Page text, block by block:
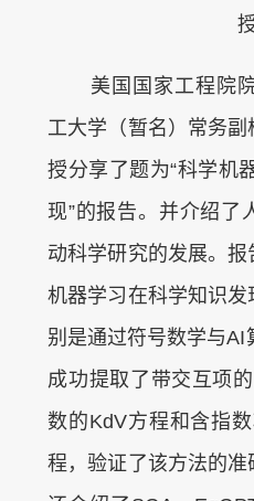
美国国家工程院
工大学（暂名）常务
授分享了题为“科学机
现”的报告。并介绍了
动科学研究的发展。
机器学习在科学知识
别是通过符号数学与AI
成功提取了带交互项
数的KdV方程和含指
程，验证了该方法的准